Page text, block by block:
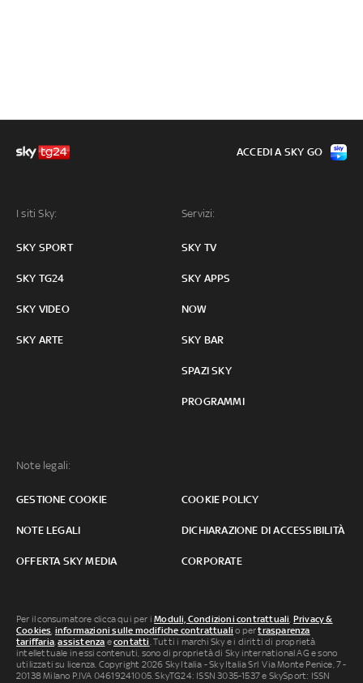
I siti Sky:
SKY SPORT
SKY TG24
SKY VIDEO
SKY ARTE
Servizi:
SKY TV
SKY APPS
NOW
SKY BAR
SPAZI SKY
PROGRAMMI
Note legali:
GESTIONE COOKIE COOKIE POLICY
NOTE LEGALI DICHIARAZIONE DI ACCESSIBILITÀ
OFFERTA SKY MEDIA CORPORATE
ACCEDI A SKY GO
Per il consumatore clicca qui per iModuli, Condizioni contrattuali, Privacy &
Cookies, informazioni sulle modifiche contrattuali o pertrasparenza
tariffaria,assistenza econtatti. Tutti i marchi Sky e i diritti di proprietà
intellettuale in essi contenuti, sono di proprietà di Sky international AG e sono
utilizzati su licenza. Copyright 2026 Sky Italia - Sky Italia Srl Via Monte Penice, 7 -
20138 Milano P.IVA 04619241005. SkyTG24: ISSN 3035-1537 e SkySport: ISSN